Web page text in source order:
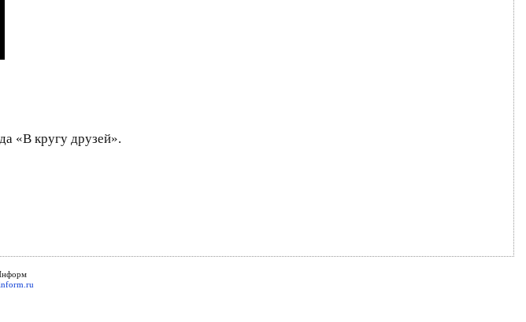
«В кругу друзей».